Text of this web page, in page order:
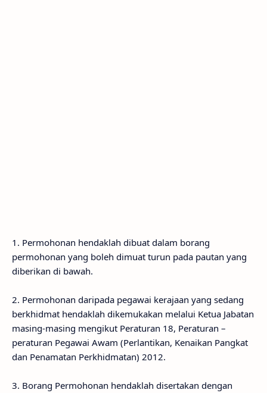
1. Permohonan hendaklah dibuat dalam borang
permohonan yang boleh dimuat turun pada pautan yang
diberikan di bawah.
2. Permohonan daripada pegawai kerajaan yang sedang
berkhidmat hendaklah dikemukakan melalui Ketua Jabatan
masing-masing mengikut Peraturan 18, Peraturan –
peraturan Pegawai Awam (Perlantikan, Kenaikan Pangkat
dan Penamatan Perkhidmatan) 2012.
3. Borang Permohonan hendaklah disertakan dengan